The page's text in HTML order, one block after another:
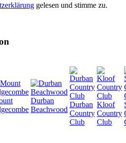
gelesen und stimme zu.
Durban
Beachwood
Durban
Country
Club
Kloof
Country
Club